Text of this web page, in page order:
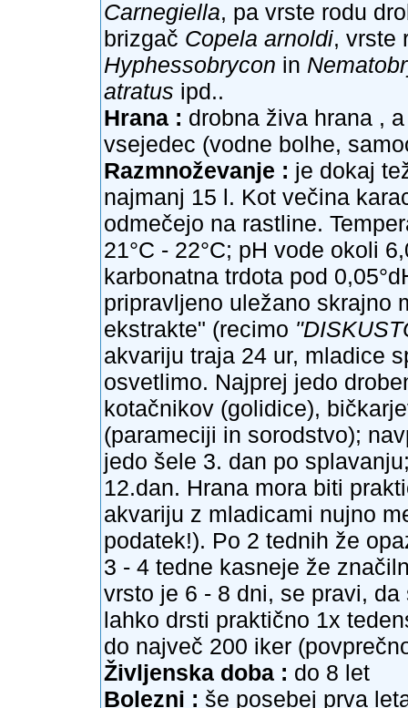
Carnegiella, pa vrste rodu
brizgač Copela arnoldi, vrste
Hyphessobrycon in
atratus ipd..
Hrana : drobna živa hrana ,
vsejedec (vodne bolhe,
Razmnoževanje : je dokaj
najmanj 15 l. Kot večina
odmečejo na rastline.
21°C - 22°C; pH vode okoli
karbonatna trdota pod
pripravljeno uležano skrajno
ekstrakte" (recimo
akvariju traja 24 ur, mladice
osvetlimo. Najprej jedo
kotačnikov (golidice),
(parameciji in sorodstvo);
jedo šele 3. dan po
12.dan. Hrana mora biti
akvariju z mladicami nujno
podatek!). Po 2 tednih že
3 - 4 tedne kasneje že
vrsto je 6 - 8 dni, se pravi,
lahko drsti praktično 1x
do največ 200 iker
Življenska doba : do 8 let
Bolezni : še posebej prva